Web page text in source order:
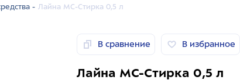
- Лайна МС-Стирка 0,5 л
В сравнение В избранное
Лайна МС-Стирка 0,5 л